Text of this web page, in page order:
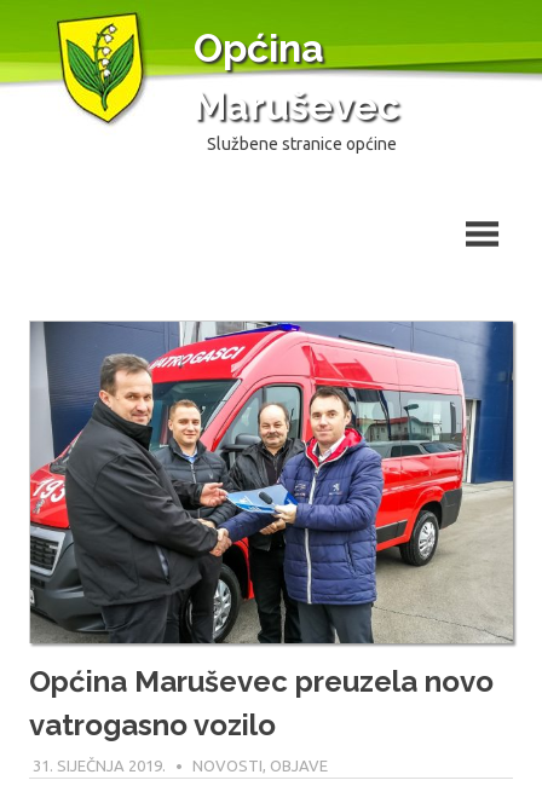
content
Općina
Maruševec
Službene stranice općine
Općina Maruševec preuzela novo
vatrogasno vozilo
31. SIJEČNJA 2019. MARIO
NOVOSTI, OBJAVE